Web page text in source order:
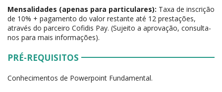
Mensalidades (apenas para particulares): Taxa de inscrição
de 10% + pagamento do valor restante até 12 prestações,
através do parceiro Cofidis Pay. (Sujeito a aprovação, consulta-
nos para mais informações).
PRÉ-REQUISITOS
Conhecimentos de Powerpoint Fundamental.